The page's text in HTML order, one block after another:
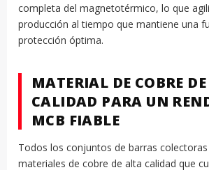
completa del magnetotérmico, lo que
producción al tiempo que mantiene una
protección óptima.
MATERIAL DE COBRE
CALIDAD PARA UN
MCB FIABLE
Todos los conjuntos de barras colectoras
materiales de cobre de alta calidad que